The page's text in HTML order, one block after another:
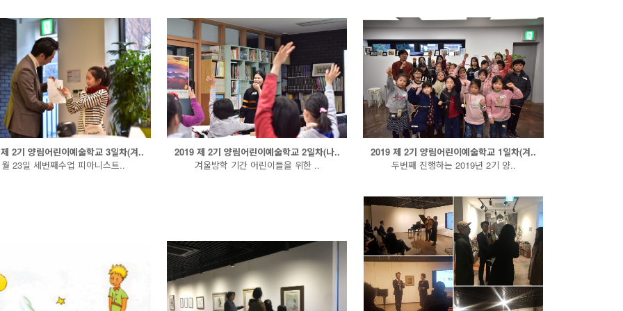
2기 양림어린이예술학교 3일차(겨..
23일 세번째수업 피아니스트..
2019 제 2기 양림어린이예술학교 2일차(나..
겨울방학 기간 어린이들을 위한 ..
2019 제 2기 양림어린이예술학교 1일차(겨..
두번째 진행하는 2019년 2기 양..